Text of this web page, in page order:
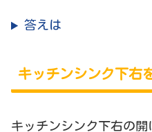
答えは
キッチンシンク下右
キッチンシンク下右の開